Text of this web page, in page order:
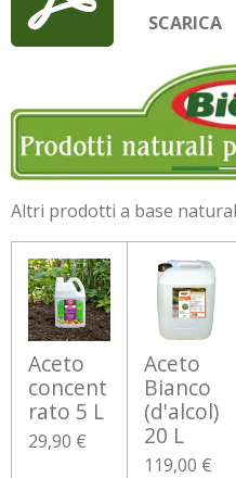
SCARICA
Altri prodotti a base
Aceto
concent
rato 5 L
29,90 €
Aceto
Bianco
(d'alcol)
20 L
119,00 €